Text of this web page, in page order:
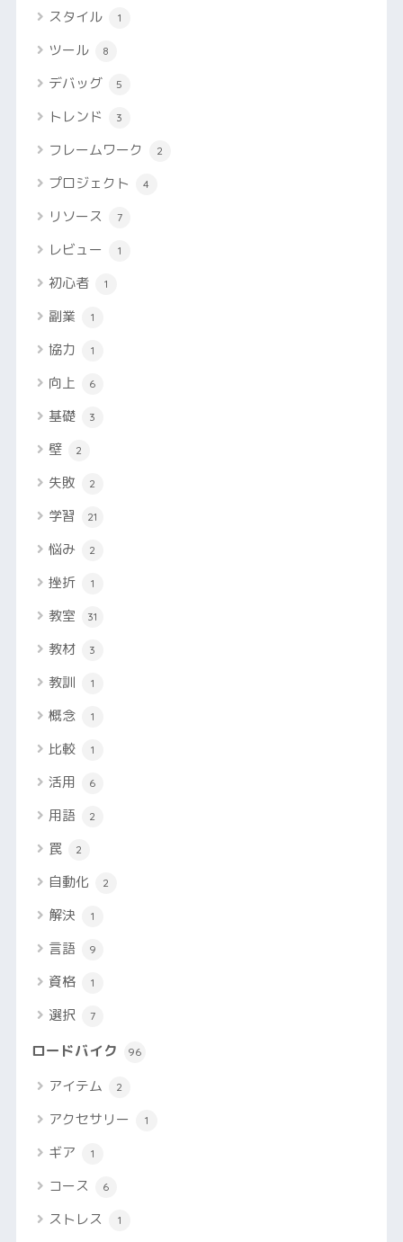
スタイル 1
ツール 8
デバッグ 5
トレンド 3
フレームワーク 2
プロジェクト 4
リソース 7
レビュー 1
初心者 1
副業 1
協力 1
向上 6
基礎 3
壁 2
失敗 2
学習 21
悩み 2
挫折 1
教室 31
教材 3
教訓 1
概念 1
比較 1
活用 6
用語 2
罠 2
自動化 2
解決 1
言語 9
資格 1
選択 7
ロードバイク 96
アイテム 2
アクセサリー 1
ギア 1
コース 6
ストレス 1